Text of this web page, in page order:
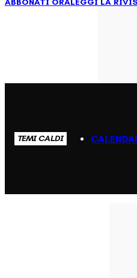
ABBONATI ORALEGGI LA
TEMI CALDI